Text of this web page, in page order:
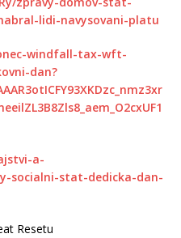
lidi-navysovani-platu
windfall-tax-wft-
dan?
a-
socialni-stat-dedicka-dan-
Resetu